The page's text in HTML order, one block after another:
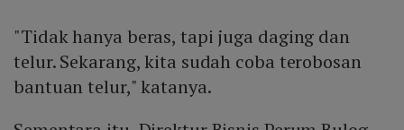
"Tidak hanya beras, tapi juga daging dan
telur. Sekarang, kita sudah coba terobosan
bantuan telur," katanya.